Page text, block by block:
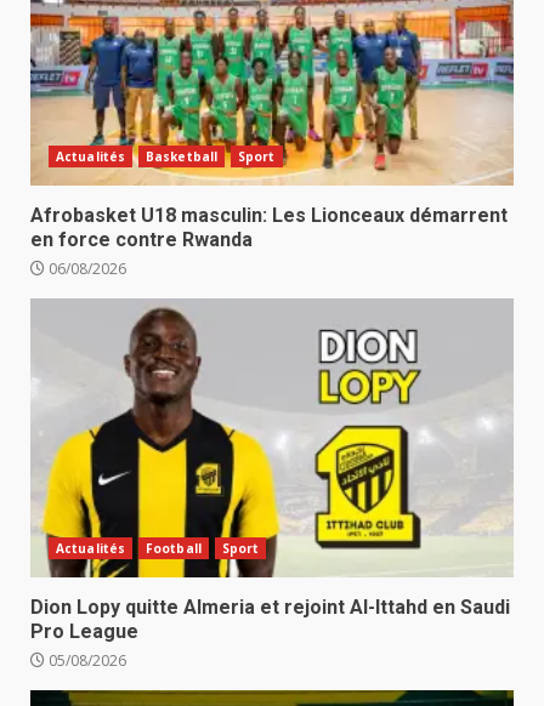
Actualités Basketball Sport
Afrobasket U18 masculin: Les Lionceaux démarrent
en force contre Rwanda
06/08/2026
Actualités Football Sport
Dion Lopy quitte Almeria et rejoint Al-Ittahd en Saudi
Pro League
05/08/2026